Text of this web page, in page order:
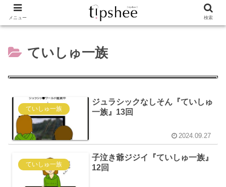
ていしゅ一族
ていしゅ一族
ジュラシックなしそん『ていしゅ
一族』13回
2024.09.27
ていしゅ一族
子泣き爺ジジイ『ていしゅ一族』
12回
メニュー 検索